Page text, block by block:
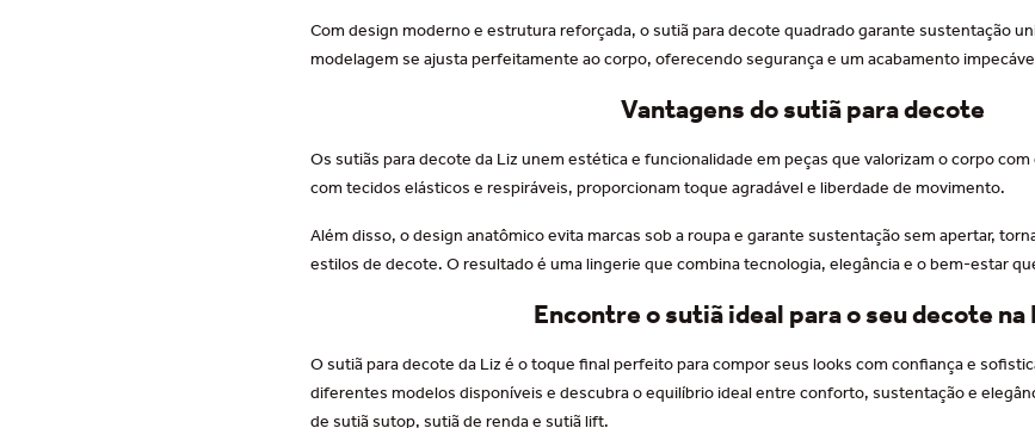
Com design moderno e estrutura reforçada, o sutiã para decote quadrado garante sustentação
modelagem se ajusta perfeitamente ao corpo, oferecendo segurança e um acabamento
Vantagens do sutiã para decote
Os sutiãs para decote da Liz unem estética e funcionalidade em peças que valorizam o corpo
com tecidos elásticos e respiráveis, proporcionam toque agradável e liberdade de movimento.
Além disso, o design anatômico evita marcas sob a roupa e garante sustentação sem apertar,
estilos de decote. O resultado é uma lingerie que combina tecnologia, elegância e o bem-estar
Encontre o sutiã ideal para o seu decote na
O sutiã para decote da Liz é o toque final perfeito para compor seus looks com confiança e
diferentes modelos disponíveis e descubra o equilíbrio ideal entre conforto, sustentação e
de sutiã sutop, sutiã de rendae sutiã lift.